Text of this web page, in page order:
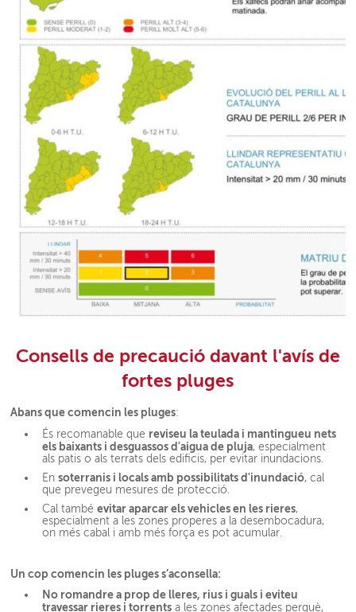
Consells de precaució davant l'avís de
fortes pluges
Abans que comencin les pluges:
És recomanable que reviseu la teulada i mantingueu nets
els baixants i desguassos d'aigua de pluja, especialment
als patis o als terrats dels edificis, per evitar inundacions.
Ensoterranis i locals amb possibilitats d'inundació, cal
que prevegeu mesures de protecció.
Cal tambéevitar aparcar els vehicles en les rieres,
especialment a les zones properes a la desembocadura,
on més cabal i amb més força es pot acumular.
Un cop comencin les pluges s’aconsella:
No romandre a prop de lleres, rius i guals i eviteu
travessar rieres i torrents a les zones afectades perquè,